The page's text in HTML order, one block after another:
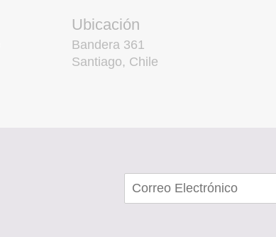
Ubicación
Bandera 361
Santiago, Chile